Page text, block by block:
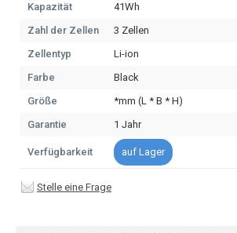
Kapazität
41Wh
Zahl der Zellen
3 Zellen
Zellentyp
Li-ion
Farbe
Black
Größe
*mm (L * B * H)
Garantie
1 Jahr
Verfügbarkeit auf Lager
Stelle eine Frage